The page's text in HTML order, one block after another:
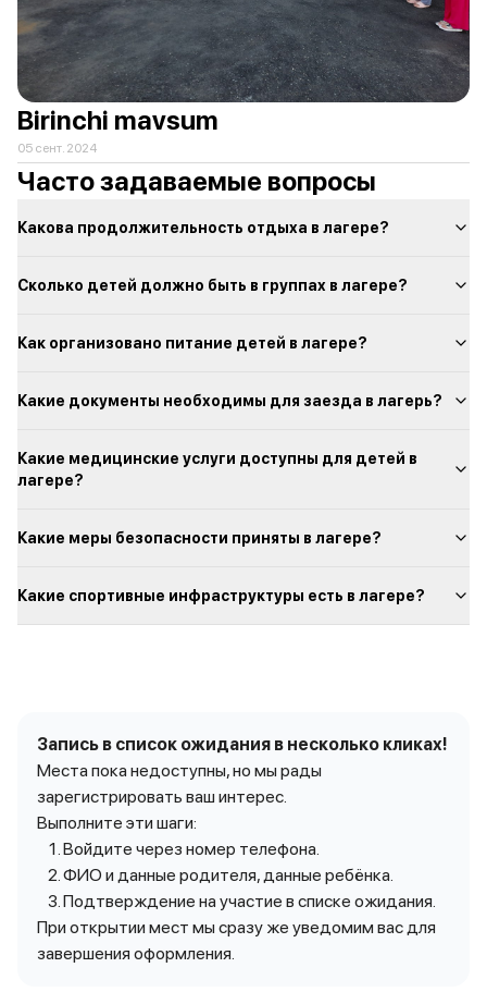
Birinchi mavsum
05 сент. 2024
Часто задаваемые вопросы
Какова продолжительность отдыха в лагере?
Сколько детей должно быть в группах в лагере?
Как организовано питание детей в лагере?
Какие документы необходимы для заезда в лагерь?
Какие медицинские услуги доступны для детей в
лагере?
Какие меры безопасности приняты в лагере?
Какие спортивные инфраструктуры есть в лагере?
Запись в список ожидания в несколько кликах!
Места пока недоступны, но мы рады
зарегистрировать ваш интерес.
Выполните эти шаги:
Войдите через номер телефона.
ФИО и данные родителя, данные ребёнка.
Подтверждение на участие в списке ожидания.
При открытии мест мы сразу же уведомим вас для
завершения оформления.